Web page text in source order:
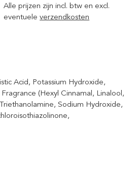
Alle prijzen zijn incl. btw en excl.
eventueleverzendkosten
Acid, Potassium Hydroxide,
(Hexyl Cinnamal, Linalool,
Sodium Hydroxide,